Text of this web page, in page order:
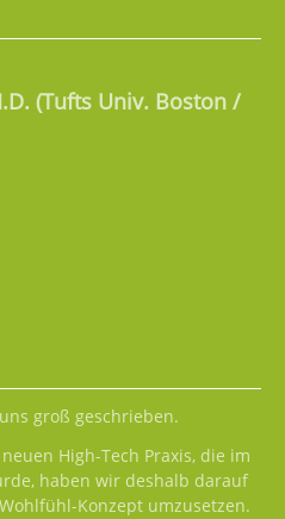
(Tufts Univ. Boston /
groß geschrieben.
High-Tech Praxis, die im
haben wir deshalb darauf
Konzept umzusetzen.